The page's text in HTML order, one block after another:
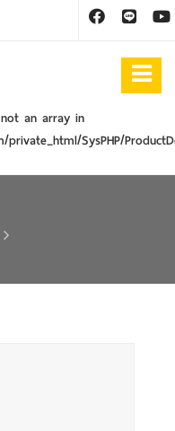
an array in
SysPHP/